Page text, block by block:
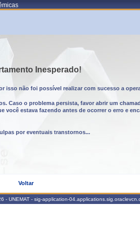
Inesperado!
isso não foi possível realizar com sucesso a
Caso o problema persista, favor abrir um
você estava fazendo antes de ocorrer o erro e
por eventuais transtornos...
Voltar
UNEMAT - sig-application-